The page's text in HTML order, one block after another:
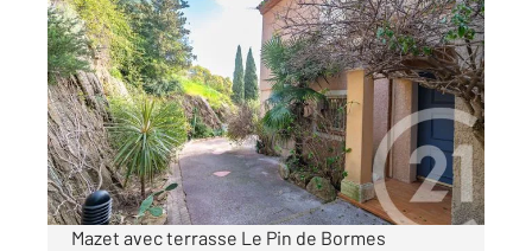
BORMES LES MIMOSAS 83
74,54 m2, 4 pièces
Ref : 1910
Maison à vendre
399 000 €
Visiter le site dédié
Mazet avec terrasse Le Pin de Bormes